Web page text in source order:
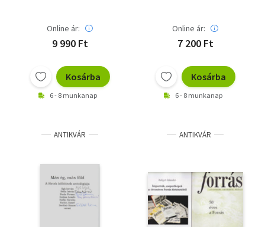
Kunkori és a
kandúrvarázsló; Téli
mese; Tolvaj szél
Osvát Erzsébet
Online ár:
9 990 Ft
Kosárba
6 - 8 munkanap
Online ár:
7 200 Ft
Kosárba
6 - 8 munkanap
ANTIKVÁR ANTIKVÁR